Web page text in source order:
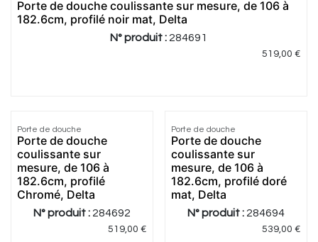
Porte de douche coulissante sur mesure, de 106 à
182.6cm, profilé noir mat, Delta
N° produit : 284691
519,00 €
Porte de douche
Porte de douche
coulissante sur
mesure, de 106 à
182.6cm, profilé
Chromé, Delta
N° produit : 284692
519,00 €
Porte de douche
Porte de douche
coulissante sur
mesure, de 106 à
182.6cm, profilé doré
mat, Delta
N° produit : 284694
539,00 €